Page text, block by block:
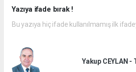
Yazıya ifade bırak !
Bu yazıya hiç ifade kullanılmamış ilk
Yakup CEYLAN -